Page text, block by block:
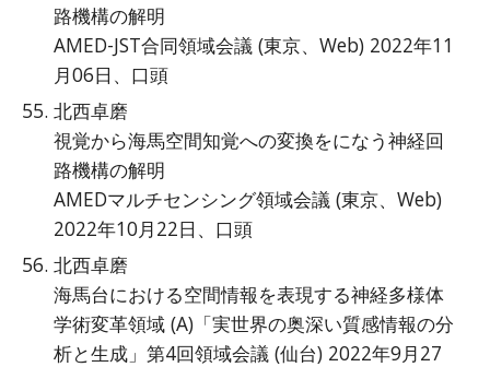
路機構の解明
AMED-JST合同領域会議 (東京、Web) 2022年11
月06日、口頭
北西卓磨
視覚から海馬空間知覚への変換をになう神経回
路機構の解明
AMEDマルチセンシング領域会議 (東京、Web)
2022年10月22日、口頭
北西卓磨
海馬台における空間情報を表現する神経多様体
学術変革領域 (A)「実世界の奥深い質感情報の分
析と生成」第4回領域会議 (仙台) 2022年9月27